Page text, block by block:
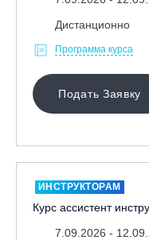
Дистанционно
Программа курса
Подать Заявку
ИНСТРУКТОРАМ
Курс ассистент
7.09.2026 -